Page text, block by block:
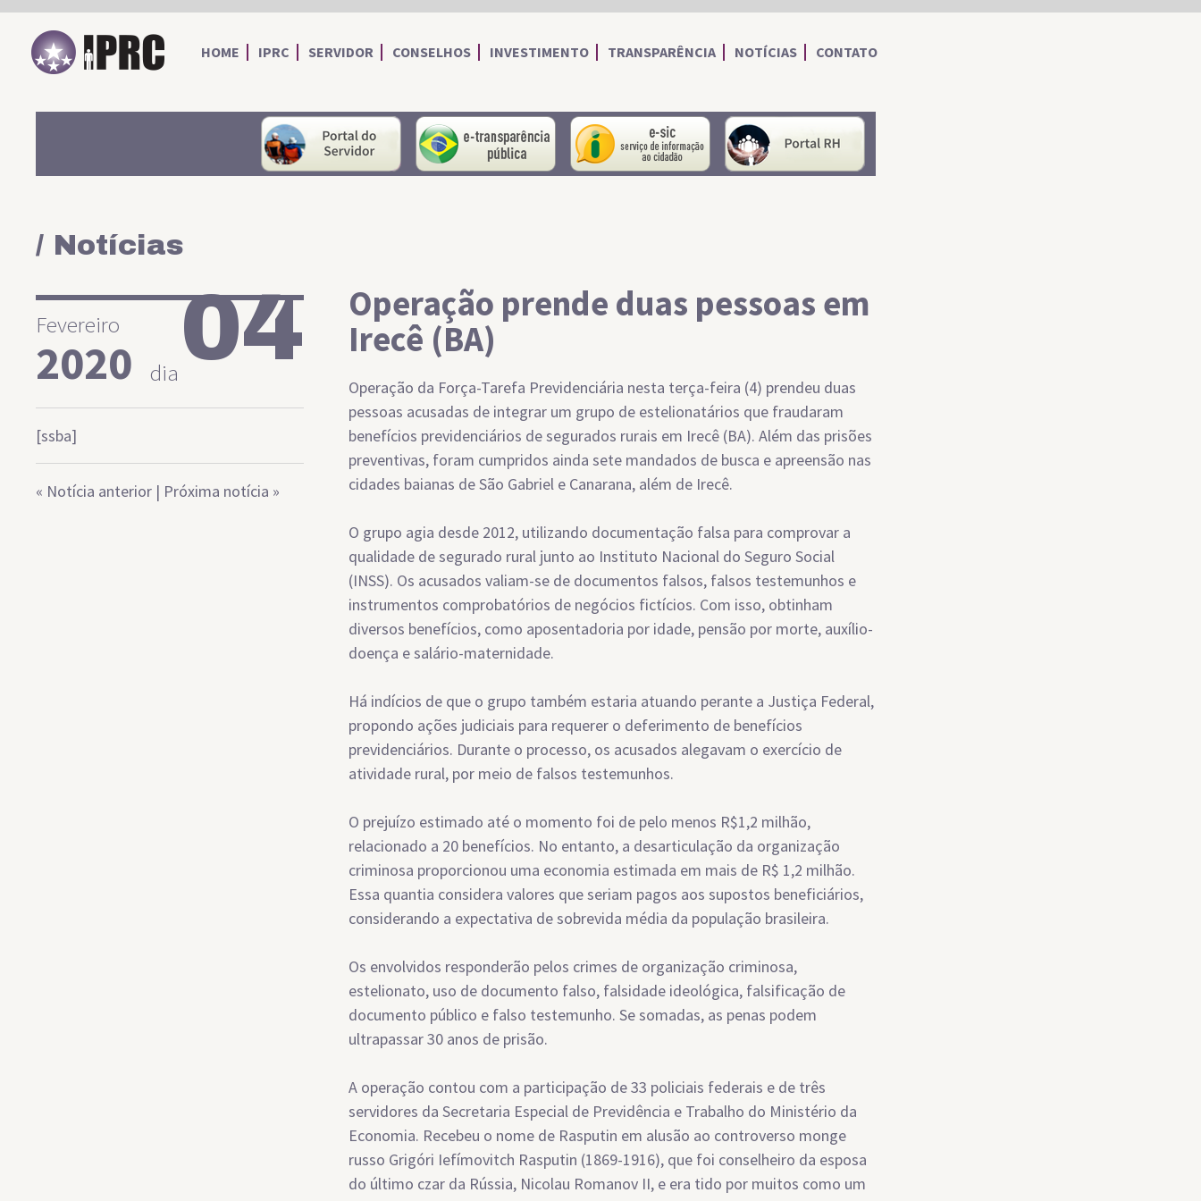
IPRC
HOME IPRC SERVIDOR CONSELHOS INVESTIMENTO TRANSPARÊNCIA NOTÍCIAS CONTATO
portal do servidor portal da transparência Serviço de Informações ao Cidadão
/ Notícias
Fevereiro
2020 dia04
[ssba]
« Notícia anterior | Próxima notícia »
Operação prende duas pessoas em
Irecê (BA)
Operação da Força-Tarefa Previdenciária nesta terça-feira (4) prendeu duas
pessoas acusadas de integrar um grupo de estelionatários que fraudaram
benefícios previdenciários de segurados rurais em Irecê (BA). Além das prisões
preventivas, foram cumpridos ainda sete mandados de busca e apreensão nas
cidades baianas de São Gabriel e Canarana, além de Irecê.
O grupo agia desde 2012, utilizando documentação falsa para comprovar a
qualidade de segurado rural junto ao Instituto Nacional do Seguro Social
(INSS). Os acusados valiam-se de documentos falsos, falsos testemunhos e
instrumentos comprobatórios de negócios fictícios. Com isso, obtinham
diversos benefícios, como aposentadoria por idade, pensão por morte, auxílio-
doença e salário-maternidade.
Há indícios de que o grupo também estaria atuando perante a Justiça Federal,
propondo ações judiciais para requerer o deferimento de benefícios
previdenciários. Durante o processo, os acusados alegavam o exercício de
atividade rural, por meio de falsos testemunhos.
O prejuízo estimado até o momento foi de pelo menos R$1,2 milhão,
relacionado a 20 benefícios. No entanto, a desarticulação da organização
criminosa proporcionou uma economia estimada em mais de R$ 1,2 milhão.
Essa quantia considera valores que seriam pagos aos supostos beneficiários,
considerando a expectativa de sobrevida média da população brasileira.
Os envolvidos responderão pelos crimes de organização criminosa,
estelionato, uso de documento falso, falsidade ideológica, falsificação de
documento público e falso testemunho. Se somadas, as penas podem
ultrapassar 30 anos de prisão.
A operação contou com a participação de 33 policiais federais e de três
servidores da Secretaria Especial de Previdência e Trabalho do Ministério da
Economia. Recebeu o nome de Rasputin em alusão ao controverso monge
russo Grigóri Iefímovitch Rasputin (1869-1916), que foi conselheiro da esposa
do último czar da Rússia, Nicolau Romanov II, e era tido por muitos como um